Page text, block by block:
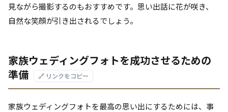
見ながら撮影するのもおすすめです。思い出話に花が咲き、
自然な笑顔が引き出されるでしょう。
家族ウェディングフォトを成功させるための
準備
🔗 リンクをコピー
家族ウェディングフォトを最高の思い出にするためには、事